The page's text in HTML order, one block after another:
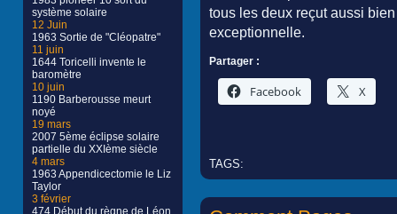
système solaire
12 Juin
1963 Sortie de "Cléopatre"
11 juin
1644 Toricelli invente le
baromètre
10 juin
1190 Barberousse meurt
noyé
19 mars
2007 5ème éclipse solaire
partielle du XXIème siècle
4 mars
1963 Appendicectomie le Liz
Taylor
3 février
474 Début du règne de Léon
tous les deux reçut aussi
exceptionnelle.
Partager :
Facebook X
TAGS: